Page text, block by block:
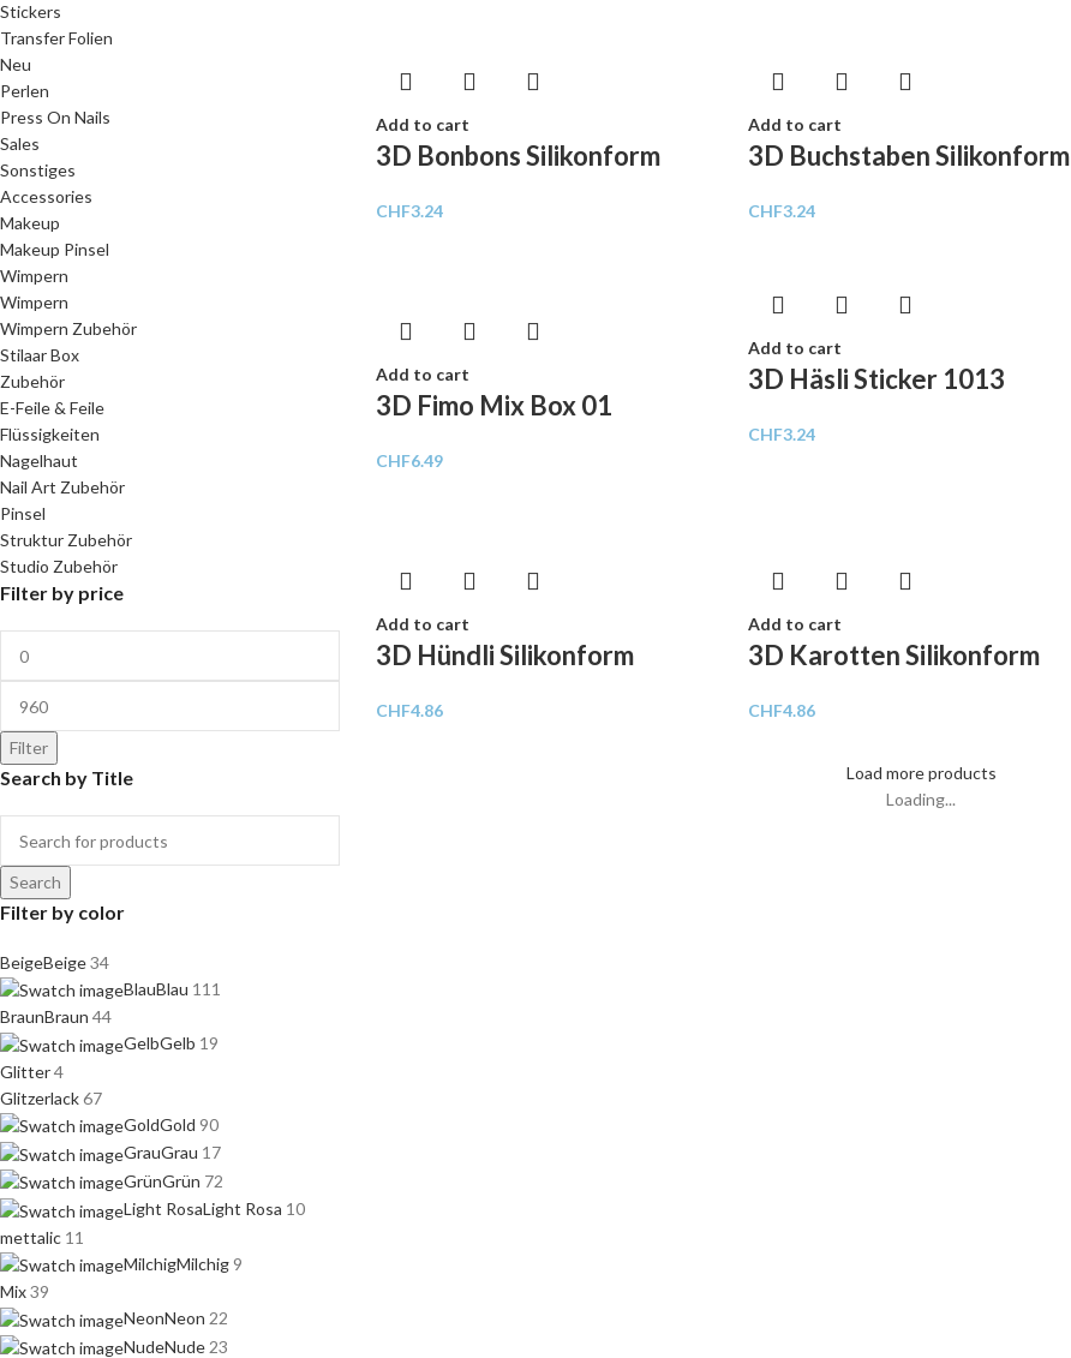
Stickers
Transfer Folien
Neu
Perlen
Press On Nails
Sales
Sonstiges
Accessories
Makeup
Makeup Pinsel
Wimpern
Wimpern
Wimpern Zubehör
Stilaar Box
Zubehör
E-Feile & Feile
Flüssigkeiten
Nagelhaut
Nail Art Zubehör
Pinsel
Struktur Zubehör
Studio Zubehör
Filter by price
Filter
Search by Title
Search
Filter by color
BeigeBeige34
BlauBlau 111
BraunBraun 44
GelbGelb 19
Glitter4
Glitzerlack67
GoldGold 90
GrauGrau 17
GrünGrün 72
Light RosaLight Rosa 10
mettalic 11
MilchigMilchig 9
Mix39
NeonNeon 22
NudeNude 23
Add to cart
3D Bonbons Silikonform
CHF3.24
Add to cart
3D Buchstaben Silikonform
CHF3.24
Add to cart
3D Fimo Mix Box 01
CHF6.49
Add to cart
3D Häsli Sticker 1013
CHF3.24
Add to cart
3D Hündli Silikonform
CHF4.86
Add to cart
3D Karotten Silikonform
CHF4.86
Load more products
Loading...